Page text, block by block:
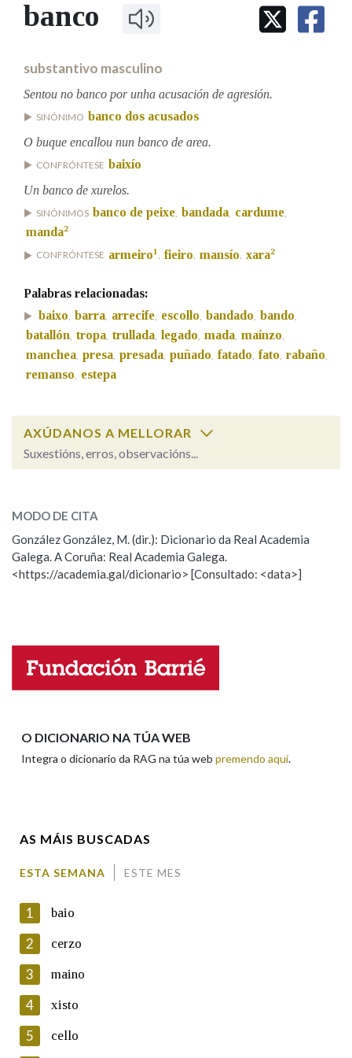
IDENTIDADE CORPORATIVA
MARCIAL DEL ADALID
FIGURAS HOMENAXEADAS
PRIMAVERA DAS LETRAS
PORTAL DAS PALABRAS
Facebook
TwitterYoutubeInstagram
Bluesky
BUSCAR NOS LEMAS
Remata por
Contén
Nos exemplos
OUTRAS OPCIÓNS DE BUSCA
Pertence a
banco
substantivo masculino
Sentou no banco por unha acusación de agresión.
SINÓNIMO banco dos acusados
O buque encallou nun banco de area.
CONFRÓNTESE baixío
Un banco de xurelos.
SINÓNIMOS banco de peixe, bandada, cardume,
manda2
CONFRÓNTESE armeiro1, fieiro, mansío, xara2
Palabras relacionadas:
baixo barra arrecife escollo bandado bando
batallón tropa trullada legado mada maínzo
manchea presa presada puñado fatado fato rabaño
remanso estepa
AXÚDANOS A MELLORAR
Suxestións, erros, observacións...
ESCOLLE UNHA OPCIÓN:
Observación Hai un erro na palabra
Propoño mellorar a definición
Nome
En cumprimento da normativa vixente en materia de
Protección de Datos de Carácter Persoal, a Real Academia
Galega informa a aqueles usuarios que faciliten o seu correo
electrónico, así como calquera outra información de carácter
persoal, que estes datos serán obxecto de tratamento
MODO DE CITA
González González, M. (dir.): Dicionario da Real Academia
Galega. A Coruña: Real Academia Galega.
<https://academia.gal/dicionario> [Consultado: <data>]
O DICIONARIO NA TÚA WEB
Integra o dicionario da RAG na túa web premendo aquí.
AS MÁIS BUSCADAS
ESTA SEMANA ESTE MES
1 baio
2 cerzo
3 maino
4 xisto
5 cello